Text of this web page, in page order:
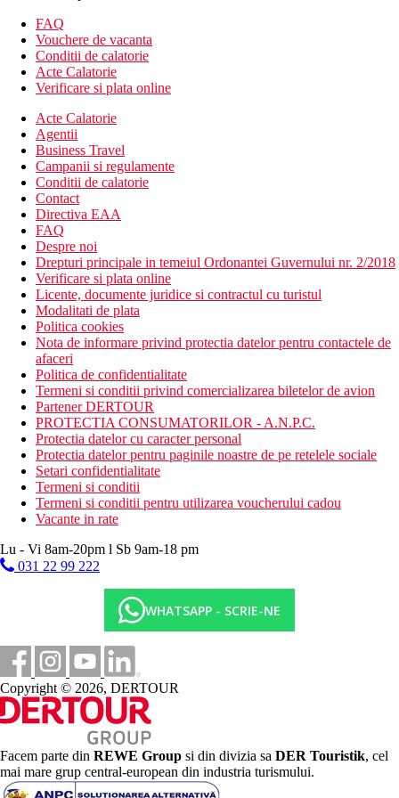
Camera dubla, Promo:
pot fi situate intr-o locatie mai putin favorabila
hol de intrare cu receptie
restaurantul principal
barul din receptie
bar langa piscina
Wi-Fi in hol (gratuit)
seif la receptie (contra cost)
piscina cu piscina integrata (sezlonguri si umbrele gratuite)
loc de joaca pentru copii mici
magazin cu suveniruri
sala de conferinta
club de noapte
Descrierea plajei
nisipos
sezlonguri si umbrele contra cost
Activitati sportive gratuite
piscina interioara
fitness
tenis de masa
Activitati sportive contra cost
biliard
masaje
sauna
aburi
Mese
Mic dejun
Bufet mic dejun
Mic dejun si cina tip bufet
All Inclusive Light
Mic dejun tip bufet 7.30-10.00, pranz bufet 12.00-14.00,
cina bufet 18.30-21.00
Gustare usoara (10.00-12.00 si 16.00-17.00)
Cantitate nelimitata de bauturi racoritoare selectate si
FAQ
Vouchere de vacanta
Conditii de calatorie
Acte Calatorie
Verificare si plata online
Acte Calatorie
Agentii
Business Travel
Campanii si regulamente
Conditii de calatorie
Contact
Directiva EAA
FAQ
Despre noi
Drepturi principale in temeiul Ordonantei Guvernului nr. 2/2018
Verificare si plata online
Licente, documente juridice si contractul cu turistul
Modalitati de plata
Politica cookies
Nota de informare privind protectia datelor pentru contactele de
afaceri
Politica de confidentialitate
Termeni si conditii privind comercializarea biletelor de avion
Partener DERTOUR
PROTECTIA CONSUMATORILOR - A.N.P.C.
Protectia datelor cu caracter personal
Protectia datelor pentru paginile noastre de pe retelele sociale
Setari confidentialitate
Termeni si conditii
Termeni si conditii pentru utilizarea voucherului cadou
Vacante in rate
Lu - Vi 8am-20pm l Sb 9am-18 pm
031 22 99 222
WHATSAPP - SCRIE-NE
Copyright © 2026, DERTOUR
Facem parte din REWE Group si din divizia sa DER Touristik, cel
mai mare grup central-european din industria turismului.